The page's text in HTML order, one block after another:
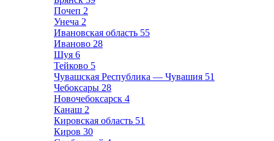
Почеп 2
Унеча 2
Ивановская область 55
Иваново 28
Шуя 6
Тейково 5
Чувашская Республика — Чувашия 51
Чебоксары 28
Новочебоксарск 4
Канаш 2
Кировская область 51
Киров 30